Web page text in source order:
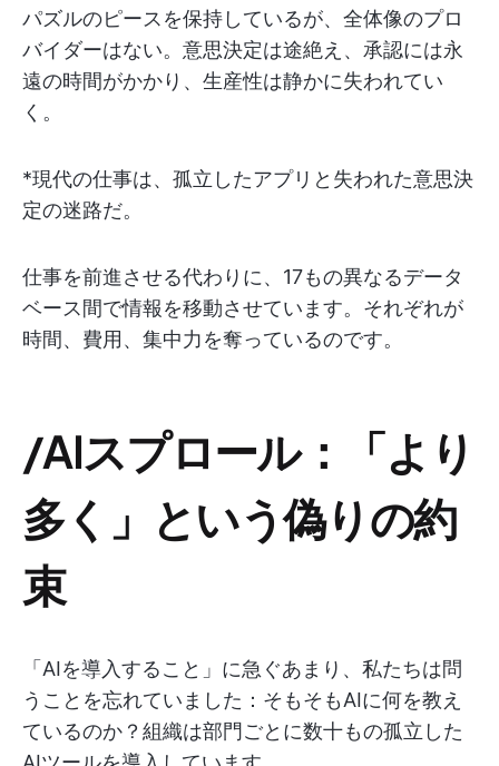
パズルのピースを保持しているが、全体像のプロ
バイダーはない。意思決定は途絶え、承認には永
遠の時間がかかり、生産性は静かに失われてい
く。
*現代の仕事は、孤立したアプリと失われた意思決
定の迷路だ。
仕事を前進させる代わりに、17もの異なるデータ
ベース間で情報を移動させています。それぞれが
時間、費用、集中力を奪っているのです。
/AIスプロール：「より
多く」という偽りの約
束
「AIを導入すること」に急ぐあまり、私たちは問
うことを忘れていました：そもそもAIに何を教え
ているのか？組織は部門ごとに数十もの孤立した